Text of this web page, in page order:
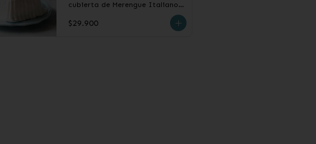
cubierta de Merengue Italiano.
❄️ Producto Congelado
$29.900